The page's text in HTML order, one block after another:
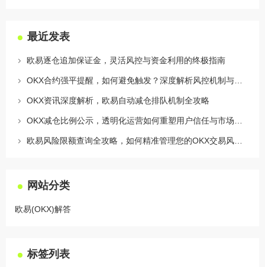
最近发表
欧易逐仓追加保证金，灵活风控与资金利用的终极指南
OKX资讯深度解析，欧易自动减仓排队机制全攻略
网站分类
欧易(OKX)解答
标签列表